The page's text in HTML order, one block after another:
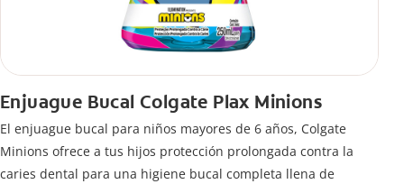
Enjuague Bucal Colgate Plax Minions
El enjuague bucal para niños mayores de 6 años, Colgate
Minions ofrece a tus hijos protección prolongada contra la
caries dental para una higiene bucal completa llena de